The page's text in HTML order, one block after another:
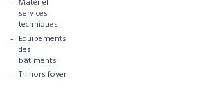
services
techniques
Equipements
des
bâtiments
Tri hors foyer